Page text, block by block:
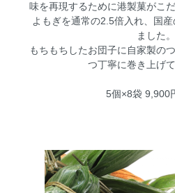
味を再現するために港製菓がこ
よもぎを通常の2.5倍入れ、国
ました。
もちもちしたお団子に自家製の
つ丁寧に巻き上げて
5個×8袋 9,900